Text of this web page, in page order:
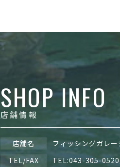
SHOP INFO
店舗情報
店舗名 フィッシングガレー
TEL/FAX
TEL:043-305-0520